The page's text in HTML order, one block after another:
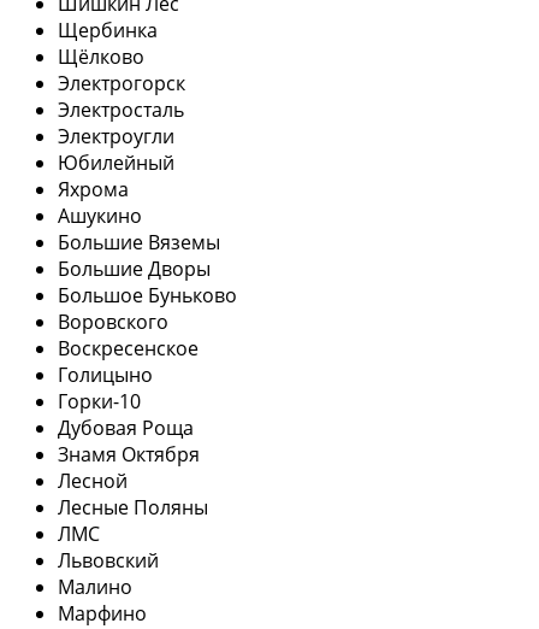
Щербинка
Щёлково
Электрогорск
Электросталь
Электроугли
Юбилейный
Яхрома
Ашукино
Большие Вяземы
Большие Дворы
Большое Буньково
Воровского
Воскресенское
Голицыно
Горки-10
Дубовая Роща
Знамя Октября
Лесной
Лесные Поляны
ЛМС
Львовский
Малино
Марфино